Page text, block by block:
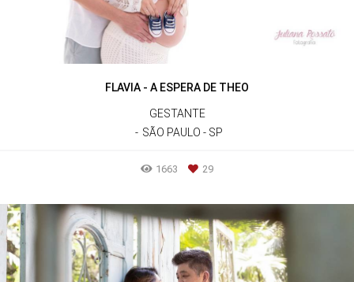
FLAVIA - A ESPERA DE THEO
GESTANTE
SÃO PAULO - SP
1663 29